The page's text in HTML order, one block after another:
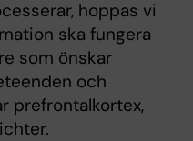
hoppas vi
ska fungera
som önskar
och
prefrontalkortex,